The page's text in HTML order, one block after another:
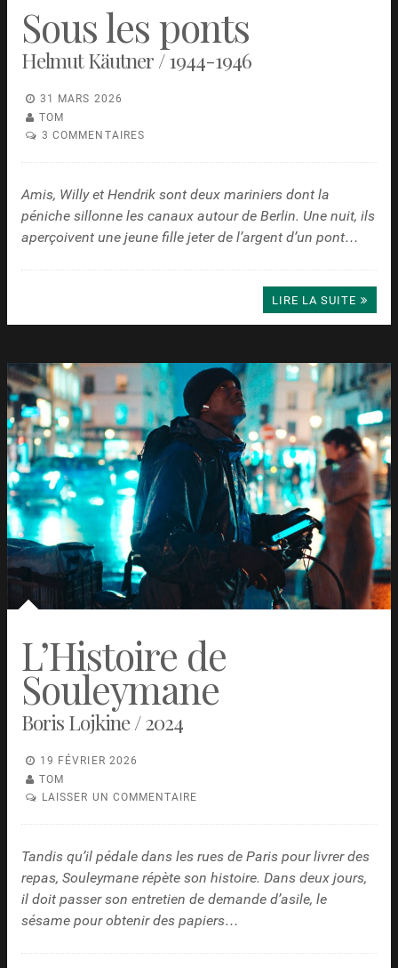
Sous les ponts
Helmut Käutner / 1944-1946
31 MARS 2026
TOM
3 COMMENTAIRES
Amis, Willy et Hendrik sont deux mariniers dont la
péniche sillonne les canaux autour de Berlin. Une nuit, ils
aperçoivent une jeune fille jeter de l’argent d’un pont…
LIRE LA SUITE
L’Histoire de
Souleymane
Boris Lojkine / 2024
19 FÉVRIER 2026
TOM
LAISSER UN COMMENTAIRE
Tandis qu’il pédale dans les rues de Paris pour livrer des
repas, Souleymane répète son histoire. Dans deux jours,
il doit passer son entretien de demande d’asile, le
sésame pour obtenir des papiers…